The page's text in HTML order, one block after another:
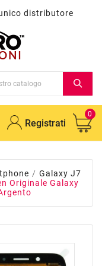
distributore
Registrati
0
Galaxy J7
Originale Galaxy